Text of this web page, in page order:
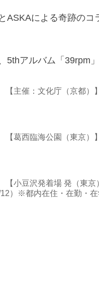
ASKAによる奇跡の
5thアルバム「39rpm
主催：文化庁（京都）
葛西臨海公園（東京）
小豆沢発着場 発（東京
）※都内在住・在勤・在